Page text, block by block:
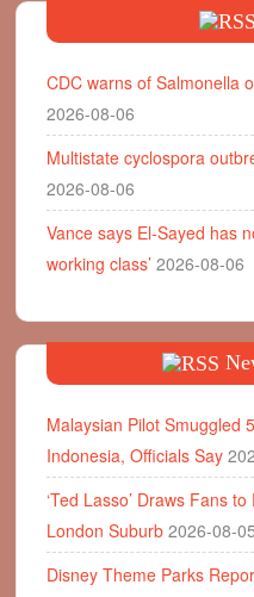
CDC warns of Salmonella
2026-08-06
Multistate cyclospora
2026-08-06
Vance says El-Sayed has
working class’ 2026-08-06
Malaysian Pilot Smuggled
Indonesia, Officials Say
‘Ted Lasso’ Draws Fans
London Suburb 2026-08-05
Disney Theme Parks